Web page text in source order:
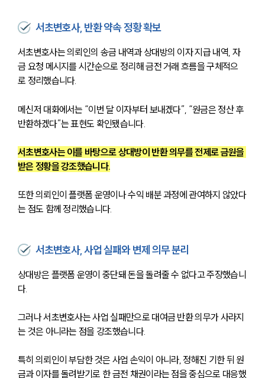
서초변호사, 반환 약속 정황 확보
서초변호사는 의뢰인의 송금 내역과 상대방의 이자 지급 내역, 자
금 요청 메시지를 시간순으로 정리해 금전 거래 흐름을 구체적으
로 정리했습니다.
메신저 대화에서는 “이번 달 이자부터 보내겠다”, “원금은 정산 후
반환하겠다”는 표현도 확인됐습니다.
서초변호사는 이를 바탕으로 상대방이 반환 의무를 전제로 금원을
받은 정황을 강조했습니다.
또한 의뢰인이 플랫폼 운영이나 수익 배분 과정에 관여하지 않았다
는 점도 함께 정리했습니다.
서초변호사, 사업 실패와 변제 의무 분리
상대방은 플랫폼 운영이 중단돼 돈을 돌려줄 수 없다고 주장했습니
다.
그러나 서초변호사는 사업 실패만으로 대여금 반환 의무가 사라지
는 것은 아니라는 점을 강조했습니다.
특히 의뢰인이 부담한 것은 사업 손익이 아니라, 정해진 기한 뒤 원
금과 이자를 돌려받기로 한 금전 채권이라는 점을 중심으로 대응했